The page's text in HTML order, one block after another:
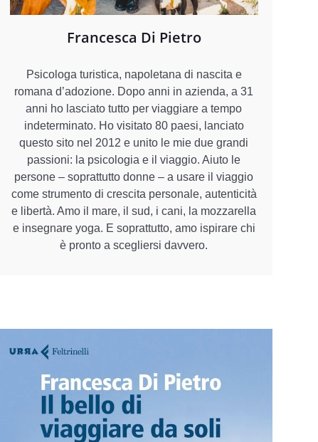
Francesca Di Pietro
Psicologa turistica, napoletana di nascita e
romana d’adozione. Dopo anni in azienda, a 31
anni ho lasciato tutto per viaggiare a tempo
indeterminato. Ho visitato 80 paesi, lanciato
questo sito nel 2012 e unito le mie due grandi
passioni: la psicologia e il viaggio. Aiuto le
persone – soprattutto donne – a usare il viaggio
come strumento di crescita personale, autenticità
e libertà. Amo il mare, il sud, i cani, la mozzarella
e insegnare yoga. E soprattutto, amo ispirare chi
è pronto a scegliersi davvero.